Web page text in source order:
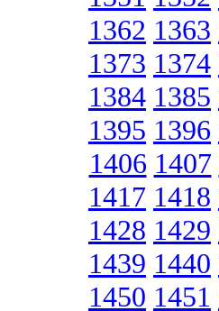
1362 1363
1373 1374
1384 1385
1395 1396
1406 1407
1417 1418
1428 1429
1439 1440
1450 1451